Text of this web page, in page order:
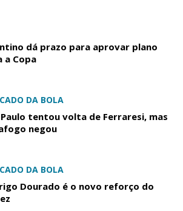
dá prazo para aprovar plano
a Copa
DA BOLA
Paulo tentou volta de Ferraresi, mas
negou
DA BOLA
Dourado é o novo reforço do